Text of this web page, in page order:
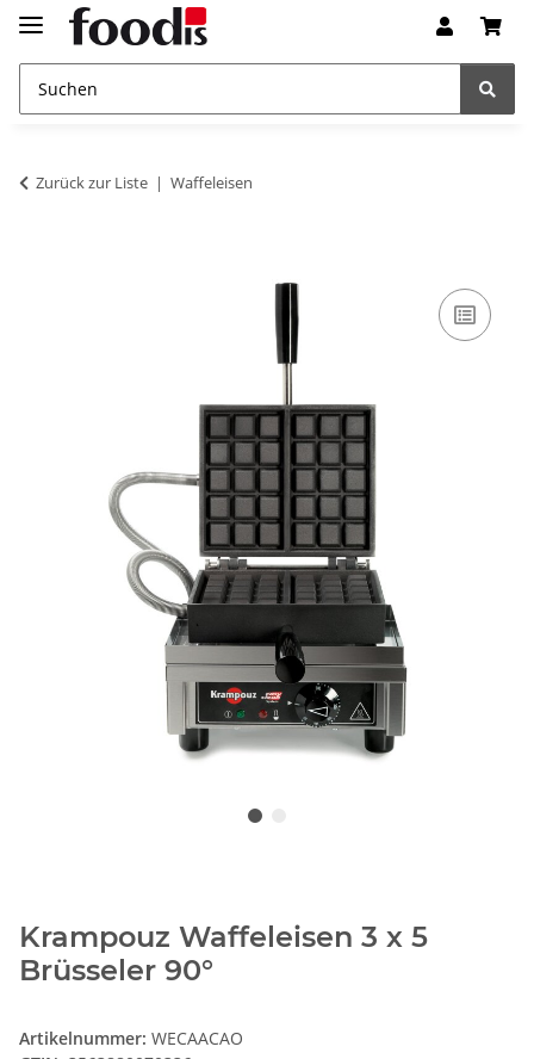
Zurück zur Liste Waffeleisen
Krampouz Waffeleisen 3 x 5
Brüsseler 90°
Artikelnummer: WECAACAO